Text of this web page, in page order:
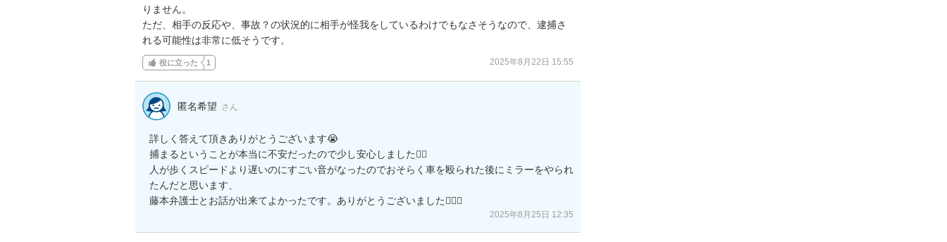
りません。
ただ、相手の反応や、事故？の状況的に相手が怪我をしているわけでもなさそうなので、逮捕さ
れる可能性は非常に低そうです。
役に立った 1 2025年8月22日 15:55
匿名希望 さん
詳しく答えて頂きありがとうございます😭
捕まるということが本当に不安だったので少し安心しました😮‍💨
人が歩くスピードより遅いのにすごい音がなったのでおそらく車を殴られた後にミラーをやられ
たんだと思います、
藤本弁護士とお話が出来てよかったです。ありがとうございました🙇🏽‍♀️
2025年8月25日 12:35